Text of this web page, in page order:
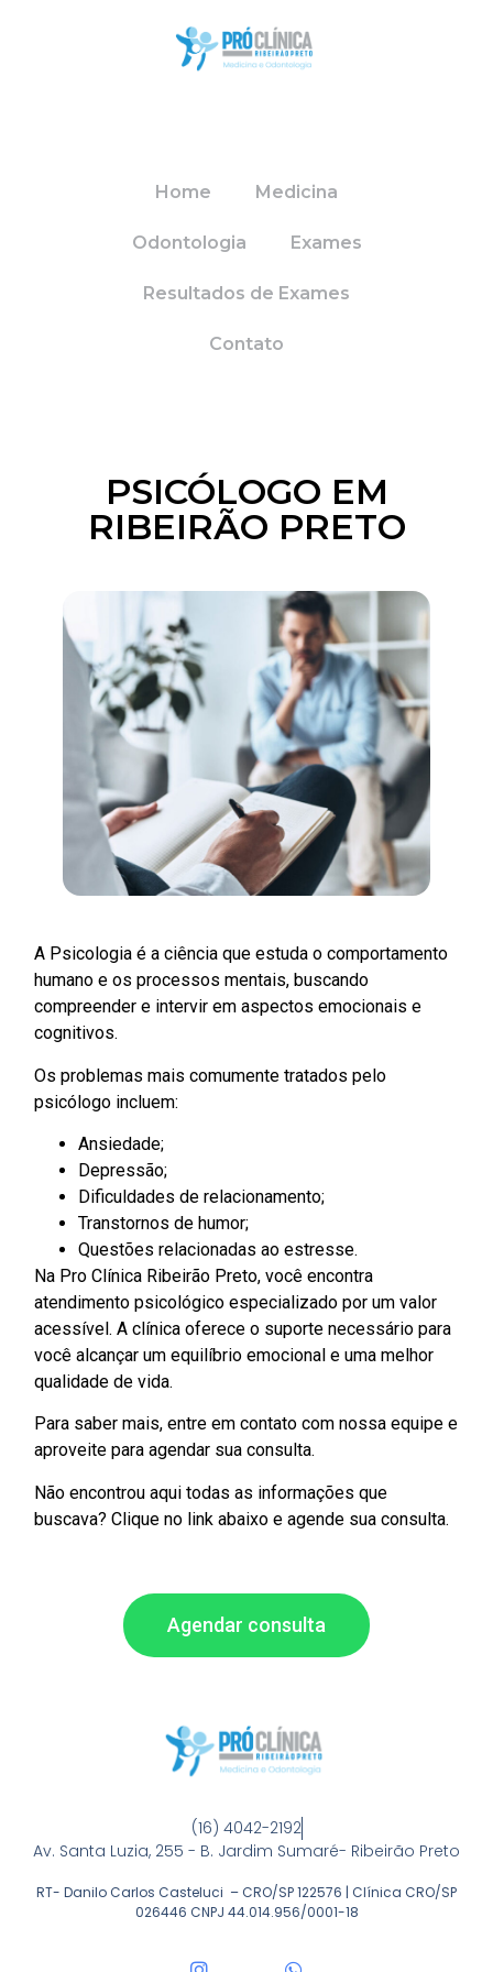
Home Medicina
Odontologia Exames
Resultados de Exames
Contato
PSICÓLOGO EM
RIBEIRÃO PRETO
A Psicologia é a ciência que estuda o comportamento
humano e os processos mentais, buscando
compreender e intervir em aspectos emocionais e
cognitivos.
Os problemas mais comumente tratados pelo
psicólogo incluem:
Ansiedade;
Depressão;
Dificuldades de relacionamento;
Transtornos de humor;
Questões relacionadas ao estresse.
Na Pro Clínica Ribeirão Preto, você encontra
atendimento psicológico especializado por um valor
acessível. A clínica oferece o suporte necessário para
você alcançar um equilíbrio emocional e uma melhor
qualidade de vida.
Para saber mais, entre em contato com nossa equipe e
aproveite para agendar sua consulta.
Não encontrou aqui todas as informações que
buscava? Clique no link abaixo e agende sua consulta.
Agendar consulta
(16) 4042-2192
Av. Santa Luzia, 255 - B. Jardim Sumaré- Ribeirão Preto
RT- Danilo Carlos Casteluci – CRO/SP 122576 | Clínica CRO/SP
026446 CNPJ 44.014.956/0001-18